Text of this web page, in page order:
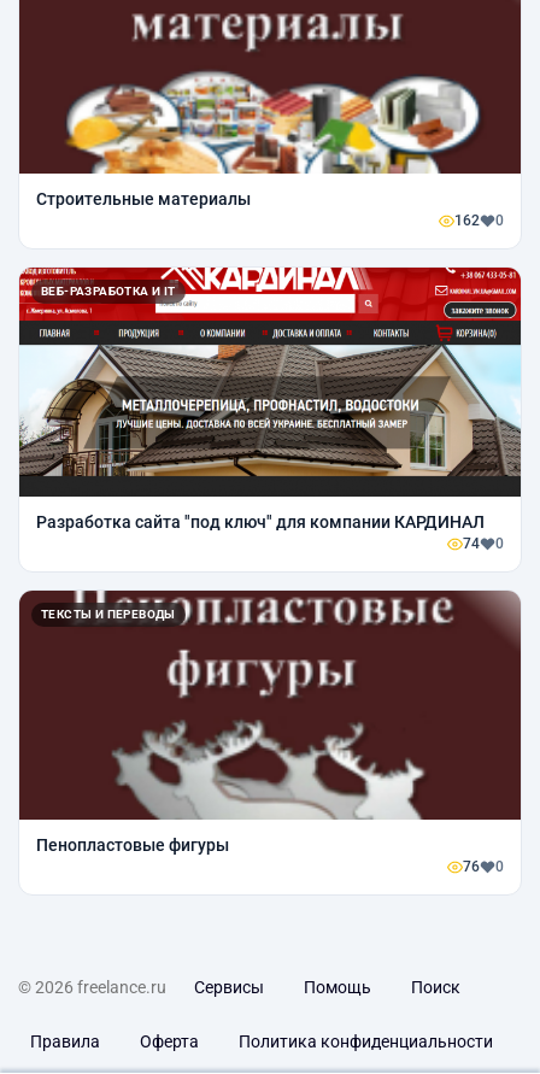
Строительные материалы
162 0
ВЕБ-РАЗРАБОТКА И IT
Разработка сайта "под ключ" для компании КАРДИНАЛ
74 0
ТЕКСТЫ И ПЕРЕВОДЫ
Пенопластовые фигуры
76 0
© 2026 freelance.ru Сервисы Помощь Поиск
Правила Оферта Политика конфиденциальности